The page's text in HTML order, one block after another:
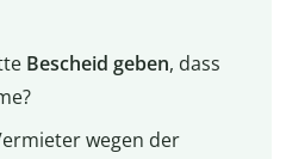
Bescheid geben, dass
wegen der